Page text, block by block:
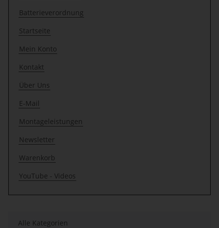
Batterieverordnung
Startseite
Mein Konto
Kontakt
Über Uns
E-Mail
Montageleistungen
Newsletter
Warenkorb
YouTube - Videos
Alle Kategorien